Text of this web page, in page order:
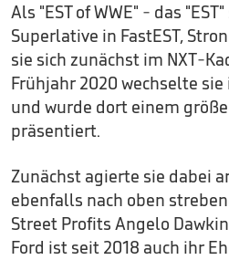
Als "EST of WWE" - das
Superlative in FastEST,
sie sich zunächst im NXT-
Frühjahr 2020 wechselte
und wurde dort einem
präsentiert.
Zunächst agierte sie dabei
ebenfalls nach oben
Street Profits Angelo
Ford ist seit 2018 auch ihr